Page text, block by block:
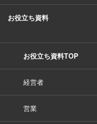
お役立ち資料
お役立ち資料TOP
経営者
営業